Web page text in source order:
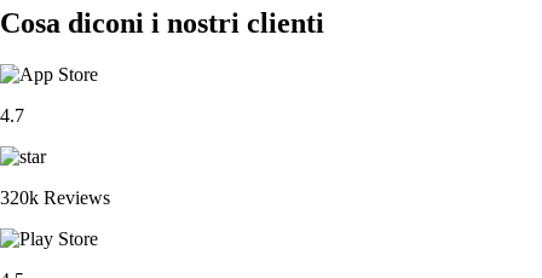
Cosa diconi i nostri clienti
4.7
320k Reviews